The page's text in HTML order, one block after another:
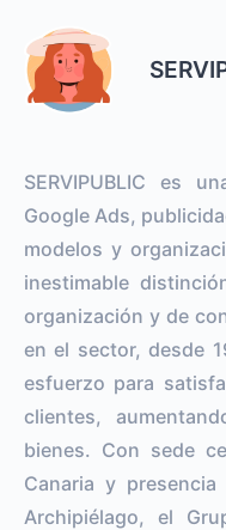
SERVIPUBLIC es
Google Ads,
modelos y
inestimable
organización y de
en el sector, desde
esfuerzo para
clientes,
bienes. Con sede
Canaria y
Archipiélago, el